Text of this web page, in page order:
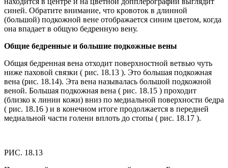
синей. Обратите внимание, что кровоток в длинной
(большой) подкожной вене отображается синим цветом, когда
она впадает в общую бедренную вену.
Общие бедренные и большие подкожные вены
Общая бедренная вена отходит поверхностной ветвью чуть
ниже паховой связки ( рис. 18.13 ). Это большая подкожная
вена (рис. 18.14). Эта вена называлась большой подкожной
веной. Большая подкожная вена ( рис. 18.15 ) проходит
(близко к линии кожи) вниз по медиальной поверхности бедра
( рис. 18.16 ) и в конечном итоге продолжается в передней
медиальной части голени вплоть до стопы ( рис. 18.17 ).
РИС. 18.13